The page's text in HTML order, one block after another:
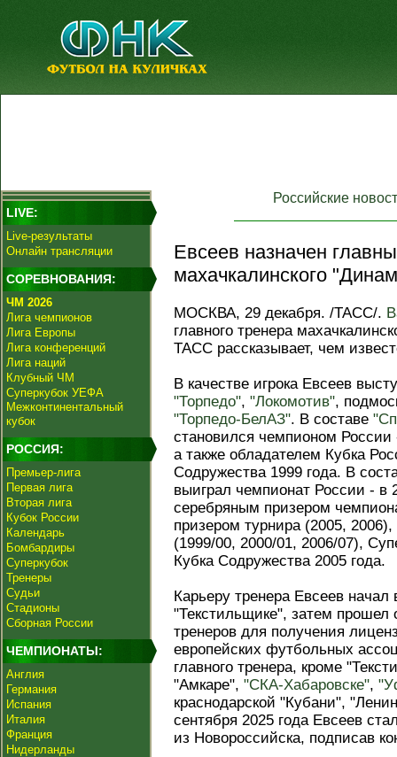
LIVE:
Live-результаты
Онлайн трансляции
СОРЕВНОВАНИЯ:
ЧМ 2026
Лига чемпионов
Лига Европы
Лига конференций
Лига наций
Клубный ЧМ
Суперкубок УЕФА
Межконтинентальный
кубок
РОССИЯ:
Премьер-лига
Первая лига
Вторая лига
Кубок России
Календарь
Бомбардиры
Суперкубок
Тренеры
Судьи
Стадионы
Сборная России
ЧЕМПИОНАТЫ:
Англия
Германия
Испания
Италия
Франция
Нидерланды
Российские
Евсеев назначен
махачкалинского
МОСКВА, 29 декабря. /ТАСС/.
главного тренера
ТАСС рассказывает, чем
В качестве игрока Евсеев
"Торпедо", "Локомотив",
"Торпедо-БелАЗ". В составе
становился чемпионом России
а также обладателем Кубка
Содружества 1999 года. В
выиграл чемпионат России - в
серебряным призером
призером турнира (2005,
(1999/00, 2000/01, 2006/07),
Кубка Содружества 2005 года.
Карьеру тренера Евсеев начал
"Текстильщике", затем
тренеров для получения
европейских футбольных
главного тренера, кроме
"Амкаре", "СКА-Хабаровске",
краснодарской "Кубани",
сентября 2025 года Евсеев
из Новороссийска, подписав